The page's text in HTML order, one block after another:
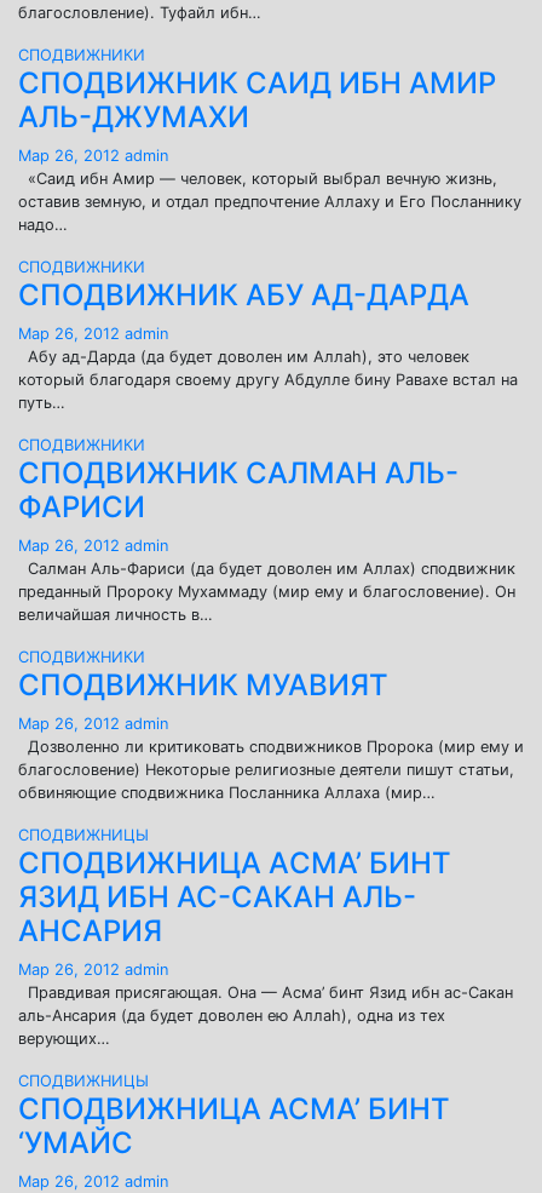
благословление). Туфайл ибн…
СПОДВИЖНИКИ
СПОДВИЖНИК САИД ИБН АМИР
АЛЬ-ДЖУМАХИ
Мар 26, 2012 admin
«Саид ибн Амир — человек, который выбрал вечную жизнь,
оставив земную, и отдал предпочтение Аллаху и Его Посланнику
надо…
СПОДВИЖНИКИ
СПОДВИЖНИК АБУ АД-ДАРДА
Мар 26, 2012 admin
Абу ад-Дарда (да будет доволен им Аллаh), это человек
который благодаря своему другу Абдулле бину Равахе встал на
путь…
СПОДВИЖНИКИ
СПОДВИЖНИК САЛМАН АЛЬ-
ФАРИСИ
Мар 26, 2012 admin
Салман Аль-Фариси (да будет доволен им Аллах) сподвижник
преданный Пророку Мухаммаду (мир ему и благословение). Он
величайшая личность в…
СПОДВИЖНИКИ
СПОДВИЖНИК МУАВИЯТ
Мар 26, 2012 admin
Дозволенно ли критиковать сподвижников Пророка (мир ему и
благословение) Некоторые религиозные деятели пишут статьи,
обвиняющие сподвижника Посланника Аллаха (мир…
СПОДВИЖНИЦЫ
СПОДВИЖНИЦА AСМА’ БИНТ
ЯЗИД ИБН АС-САКАН АЛЬ-
АНСАРИЯ
Мар 26, 2012 admin
Правдивая присягающая. Она — Асма’ бинт Язид ибн ас-Сакан
аль-Ансария (да будет доволен ею Аллаh), одна из тех
верующих…
СПОДВИЖНИЦЫ
СПОДВИЖНИЦА АСМА’ БИНТ
‘УМАЙС
Мар 26, 2012 admin